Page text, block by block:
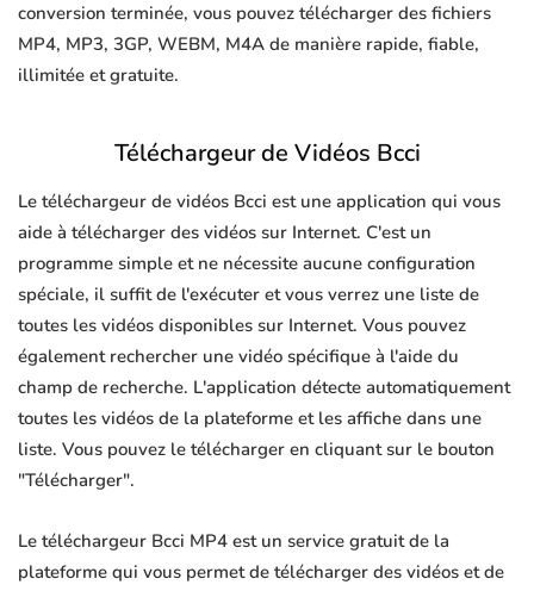
conversion terminée, vous pouvez télécharger des fichiers
MP4, MP3, 3GP, WEBM, M4A de manière rapide, fiable,
illimitée et gratuite.
Téléchargeur de Vidéos Bcci
Le téléchargeur de vidéos Bcci est une application qui vous
aide à télécharger des vidéos sur Internet. C'est un
programme simple et ne nécessite aucune configuration
spéciale, il suffit de l'exécuter et vous verrez une liste de
toutes les vidéos disponibles sur Internet. Vous pouvez
également rechercher une vidéo spécifique à l'aide du
champ de recherche. L'application détecte automatiquement
toutes les vidéos de la plateforme et les affiche dans une
liste. Vous pouvez le télécharger en cliquant sur le bouton
"Télécharger".
Le téléchargeur Bcci MP4 est un service gratuit de la
plateforme qui vous permet de télécharger des vidéos et de